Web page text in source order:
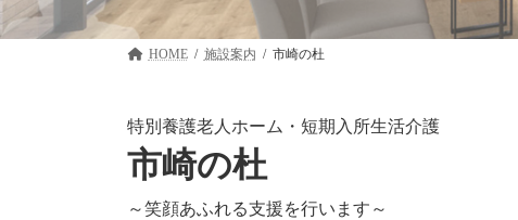
HOME 施設案内 市崎の杜
特別養護老人ホーム・短期入所生活介護
市崎の杜
～笑顔あふれる支援を行います～